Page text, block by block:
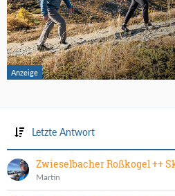
Letzte Antwort
Zwieselbacher Roßkogel ++
Martin